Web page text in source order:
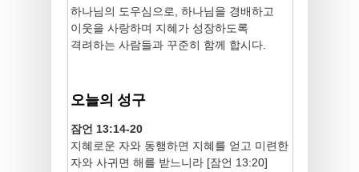
하나님의 도우심으로, 하나님을 경배하고
이웃을 사랑하며 지혜가 성장하도록
격려하는 사람들과 꾸준히 함께 합시다.
오늘의 성구
잠언 13:14-20
지혜로운 자와 동행하면 지혜를 얻고 미련한
자와 사귀면 해를 받느니라 [잠언 13:20]